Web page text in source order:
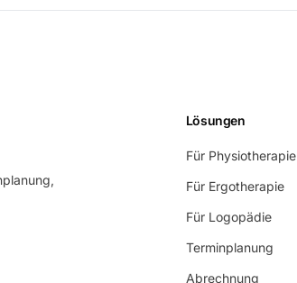
Lösungen
Für Physiotherapie
Für Ergotherapie
Für Logopädie
Terminplanung
Abrechnung